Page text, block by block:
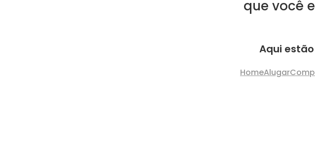
que você
Aqui
HomeAlugar